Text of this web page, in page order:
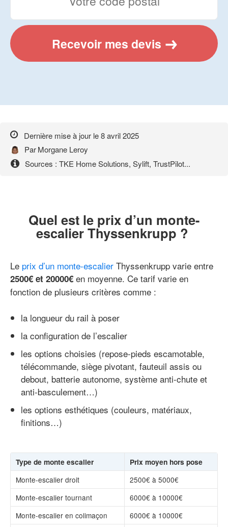
Recevoir mes devis
Dernière mise à jour le8 avril 2025
ParMorgane Leroy
Sources : TKE Home Solutions, Sylift, TrustPilot...
Quel est le prix d’un monte-
escalier Thyssenkrupp ?
Le prix d’un monte-escalier Thyssenkrupp varie entre
2500€ et 20000€ en moyenne. Ce tarif varie en
fonction de plusieurs critères comme :
la longueur du rail à poser
la configuration de l’escalier
les options choisies (repose-pieds escamotable,
télécommande, siège pivotant, fauteuil assis ou
debout, batterie autonome, système anti-chute et
anti-basculement…)
les options esthétiques (couleurs, matériaux,
finitions…)
Type de monte escalier
Prix moyen hors pose
Monte-escalier droit
2500€ à 5000€
Monte-escalier tournant
6000€ à 10000€
Monte-escalier en colimaçon
6000€ à 10000€